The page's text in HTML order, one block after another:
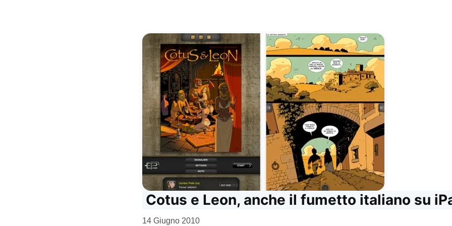
Cotus e Leon, anche il fumetto italiano su
da
14 Giugno 2010